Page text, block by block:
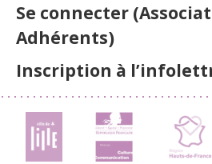
Se connecter
Adhérents)
Inscription à